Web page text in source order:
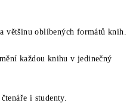
většinu oblíbených formátů knih.
každou knihu v jedinečný
i studenty.